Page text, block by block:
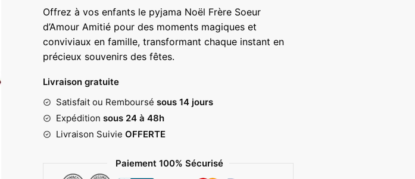
de
prix :
22,00 €
à
Offrez à vos enfants le pyjama Noël Frère Soeur
d’Amour Amitié pour des moments magiques et
conviviaux en famille, transformant chaque instant en
précieux souvenirs des fêtes.
Livraison gratuite
Satisfait ou Remboursé sous 14 jours
Expédition sous 24 à 48h
Livraison Suivie OFFERTE
Paiement 100% Sécurisé